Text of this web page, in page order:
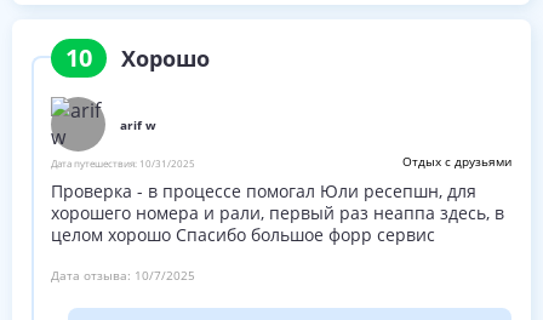
10 Хорошо
arif w
Дата путешествия: 10/31/2025 Отдых с друзьями
Проверка - в процессе помогал Юли ресепшн, для
хорошего номера и рали, первый раз неаппа здесь, в
целом хорошо Спасибо большое форр сервис
Дата отзыва: 10/7/2025